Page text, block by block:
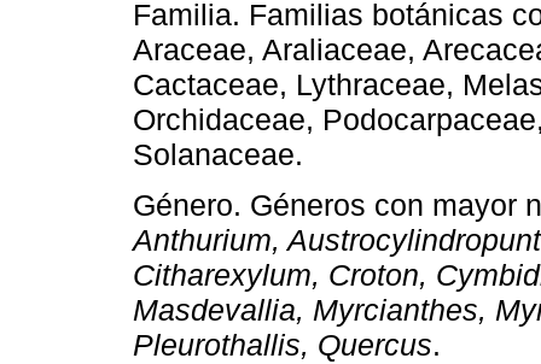
Familia. Familias botánicas
Araceae, Araliaceae,
Cactaceae, Lythraceae,
Orchidaceae,
Solanaceae.
Género. Géneros con mayor
Anthurium,
Citharexylum, Croton,
Masdevallia, Myrcianthes,
Pleurothallis, Quercus.